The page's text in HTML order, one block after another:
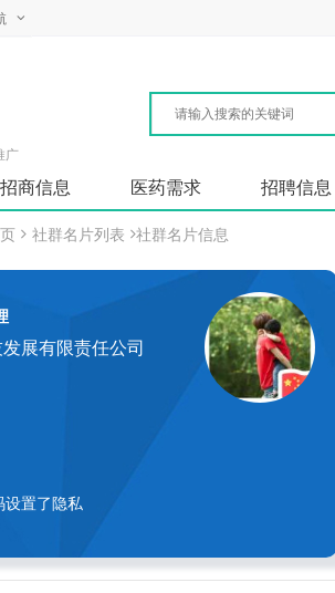
广
招商信息 医药需求 招聘信息
社群名片列表 社群名片信息
展有限责任公司
设置了隐私